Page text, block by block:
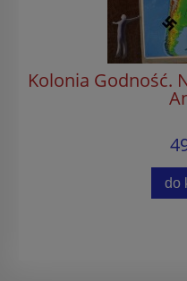
Kolonia Godność.
do